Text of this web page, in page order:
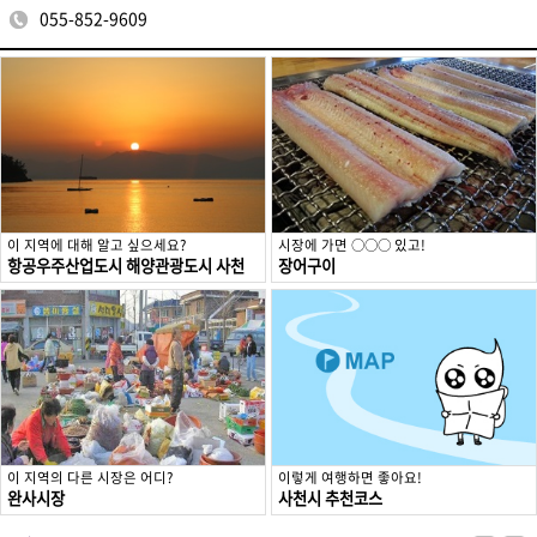
055-852-9609
이 지역에 대해 알고 싶으세요?
항공우주산업도시 해양관광도시 사천
시장에 가면 ○○○ 있고!
장어구이
이 지역의 다른 시장은 어디?
완사시장
이렇게 여행하면 좋아요!
사천시 추천코스